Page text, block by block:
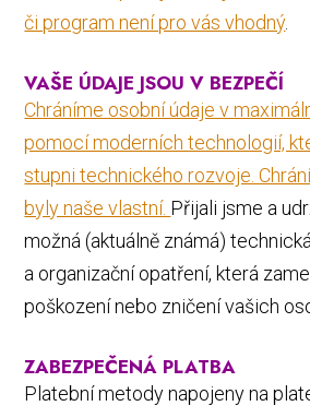
či program není pro vás vhodný.
VAŠE ÚDAJE JSOU V BEZPEČÍ
Chráníme osobní údaje v
pomocí moderních technologií,
stupni technického rozvoje.
byly naše vlastní. Přijali jsme a
možná (aktuálně známá)
a organizační opatření, která
poškození nebo zničení vašich
ZABEZPEČENÁ PLATBA
Platební metody napojeny na